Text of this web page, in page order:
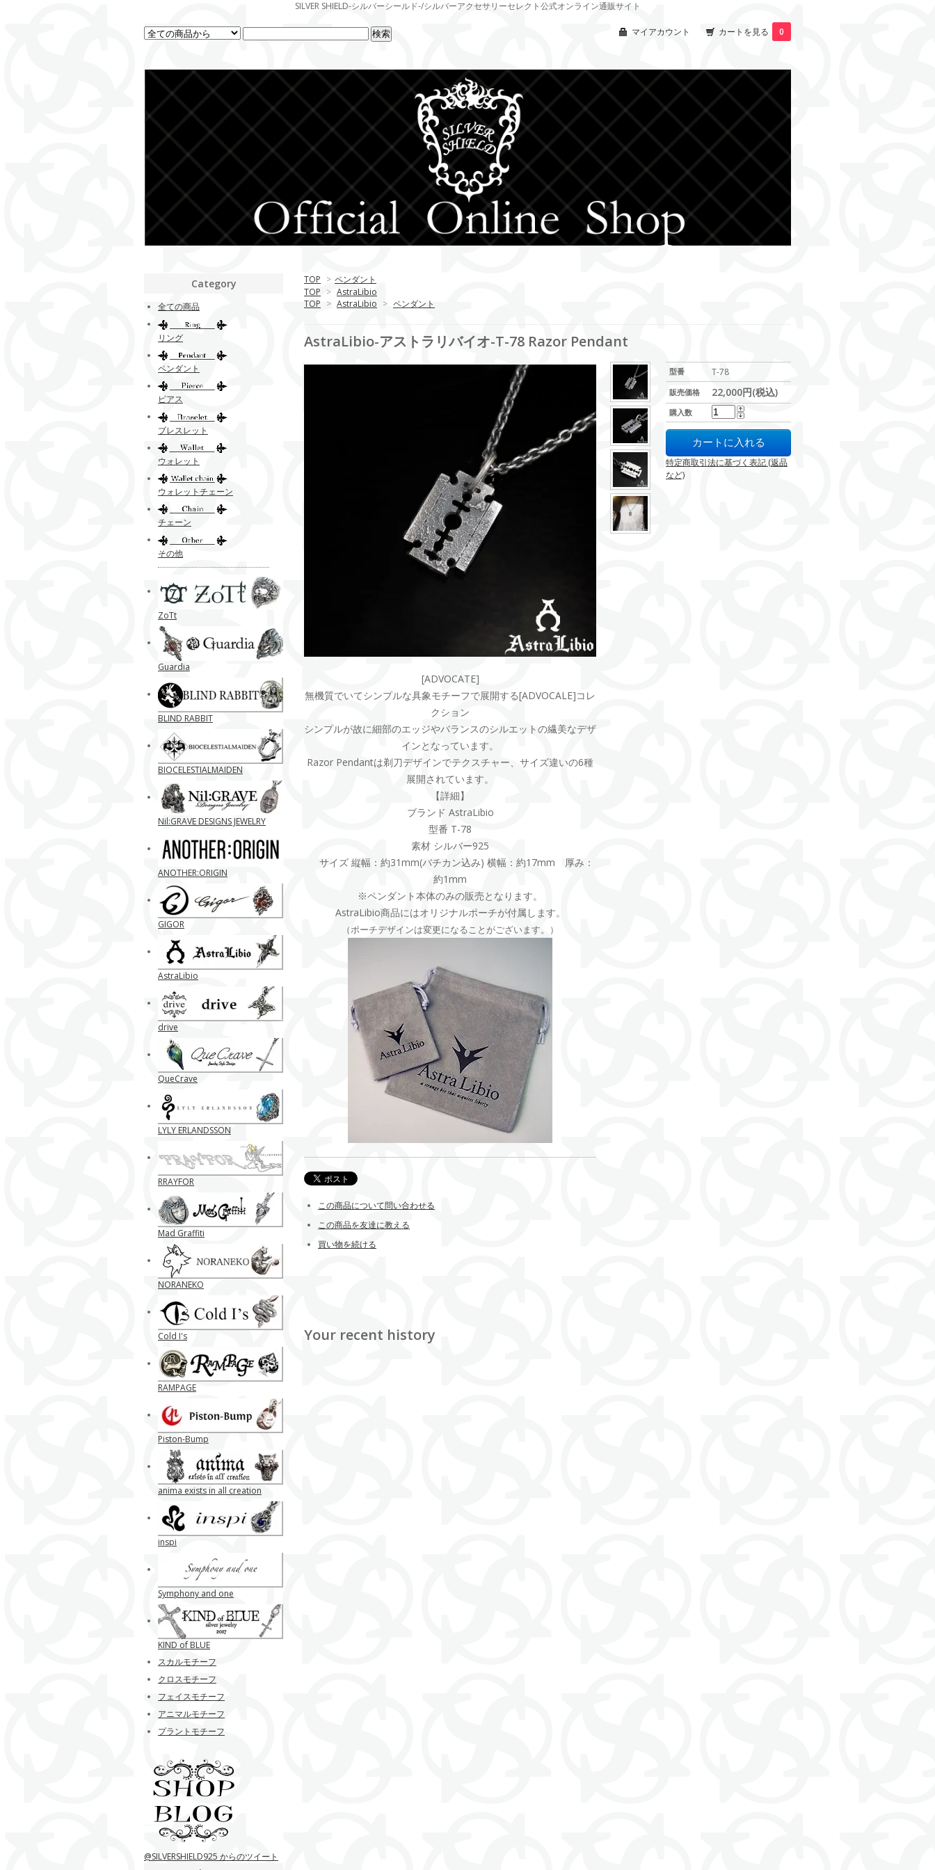
SILVER SHIELD-シルバーシールド-/シルバーアクセサリーセレクト公式オンライン通販サイト
マイアカウント カートを見る 0
TOP > ペンダント
TOP > AstraLibio
TOP > AstraLibio > ペンダント
AstraLibio-アストラリバイオ-T-78 Razor Pendant
型番 T-78
販売価格 22,000円(税込)
購入数
特定商取引法に基づく表記 (返品
など)
[ADVOCATE]
無機質でいてシンプルな具象モチーフで展開する[ADVOCALE]コレ
クション
シンプルが故に細部のエッジやバランスのシルエットの繊美なデザ
インとなっています。
Razor Pendantは剃刀デザインでテクスチャー、サイズ違いの6種
展開されています。
【詳細】
ブランド AstraLibio
型番 T-78
素材 シルバー925
サイズ 縦幅：約31mm(バチカン込み) 横幅：約17mm 厚み：
約1mm
※ペンダント本体のみの販売となります。
AstraLibio商品にはオリジナルポーチが付属します。
（ポーチデザインは変更になることがございます。）
この商品について問い合わせる
この商品を友達に教える
買い物を続ける
Your recent history
Category
全ての商品
リング
ペンダント
ピアス
ブレスレット
ウォレット
ウォレットチェーン
チェーン
その他
ZoTt
Guardia
BLIND RABBIT
BIOCELESTIALMAIDEN
Nil:GRAVE DESIGNS JEWELRY
ANOTHER:ORIGIN
GIGOR
AstraLibio
drive
QueCrave
LYLY ERLANDSSON
RRAYFOR
Mad Graffiti
NORANEKO
Cold I's
RAMPAGE
Piston-Bump
anima exists in all creation
inspi
Symphony and one
KIND of BLUE
スカルモチーフ
クロスモチーフ
フェイスモチーフ
アニマルモチーフ
プラントモチーフ
@SILVERSHIELD925 からのツイート